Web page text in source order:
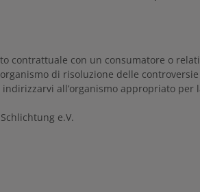
contrattuale con un consumatore o
di risoluzione delle
all’organismo appropriato
e.V.